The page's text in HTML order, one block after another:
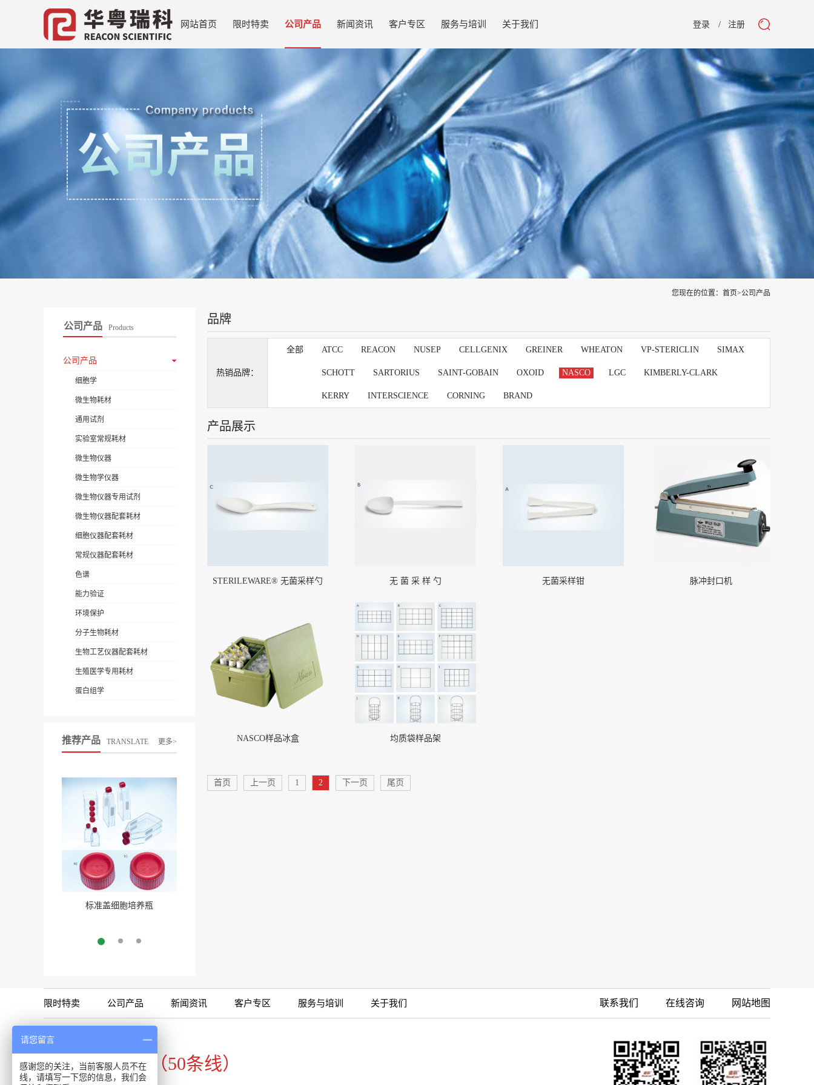
登录 注册
网站首页 限时特卖 公司产品 新闻资讯 客户专区 服务与培训 关于我们
您现在的位置： 首页>公司产品
公司产品 Products
公司产品
细胞学
微生物耗材
通用试剂
实验室常规耗材
微生物仪器
微生物学仪器
微生物仪器专用试剂
微生物仪器配套耗材
细胞仪器配套耗材
常规仪器配套耗材
色谱
能力验证
环境保护
分子生物耗材
生物工艺仪器配套耗材
生殖医学专用耗材
蛋白组学
推荐产品 TRANSLATE 更多>
标准盖细胞培养瓶
品牌
热销品牌：
全部 ATCC REACON NUSEP CELLGENIX GREINER WHEATON VP-STERICLIN SIMAX
SCHOTT SARTORIUS SAINT-GOBAIN OXOID NASCO LGC KIMBERLY-CLARK
KERRY INTERSCIENCE CORNING BRAND
产品展示
STERILEWARE® 无菌采样勺 无 菌 采 样 勺 无菌采样钳 脉冲封口机
NASCO样品冰盒 均质袋样品架
首页 上一页 1 2 下一页 尾页
限时特卖 公司产品 新闻资讯 客户专区 服务与培训 关于我们 联系我们 在线咨询 网站地图
咨询专线
020-34821111（50条线）
请您留言
感谢您的关注，当前客服人员不在
线，请填写一下您的信息，我们会